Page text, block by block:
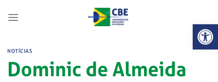
Abrir
NOTÍCIAS
Dominic de Almeida